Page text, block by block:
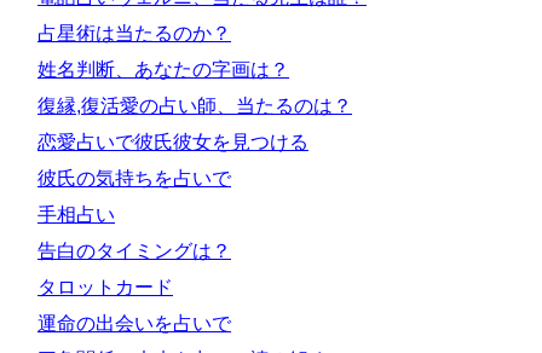
占星術は当たるのか？
姓名判断、あなたの字画は？
復縁,復活愛の占い師、当たるのは？
恋愛占いで彼氏彼女を見つける
彼氏の気持ちを占いで
手相占い
告白のタイミングは？
タロットカード
運命の出会いを占いで